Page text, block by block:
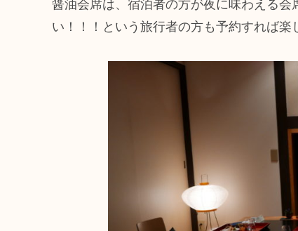
醤油会席は、宿泊者の方が夜に味わえる
い！！！という旅行者の方も予約すれば楽